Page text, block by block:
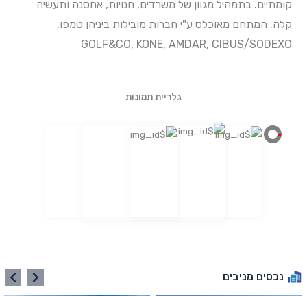
קומתיים. בתמהיל מגוון של משרדים, חנויות, אחסנה ותעשיה
קלה. המתחם מאוכלס ע"י חברות מובילות ביניהן טמפו,
GOLF&CO, KONE, AMDAR, CIBUS/SODEXO
גלריית תמונות
נכסים מניבים